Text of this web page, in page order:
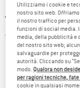
VANS -Sk8-Hi
5,0(1)
Utilizziamo i cookie e
nostro sito web.
il nostro traffico per
funzioni di social media.
media, della pubblicità e
del nostro sito web;
salvaguardie per
autorità. Cliccando su
modo. Qualora non
per ragioni tecniche,
cookie in qualsiasi